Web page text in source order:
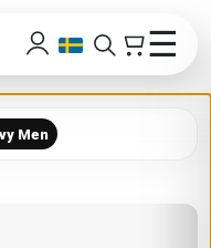
☰
Men